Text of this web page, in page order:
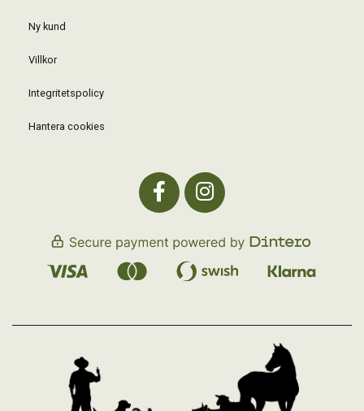
Ny kund
Villkor
Integritetspolicy
Hantera cookies